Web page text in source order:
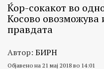
Ќор-сокакот во
Косово овозможува
правдата
Автор: БИРН
Објавено на 21 мај 2018 во 14:01